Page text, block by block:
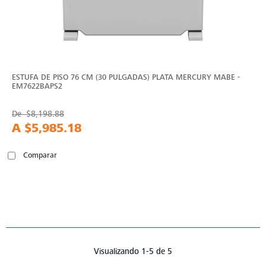
ESTUFA DE PISO 76 CM (30 PULGADAS) PLATA MERCURY MABE -
EM7622BAPS2
De$8,198.88
A $5,985.18
Comparar
Visualizando 1-5 de 5